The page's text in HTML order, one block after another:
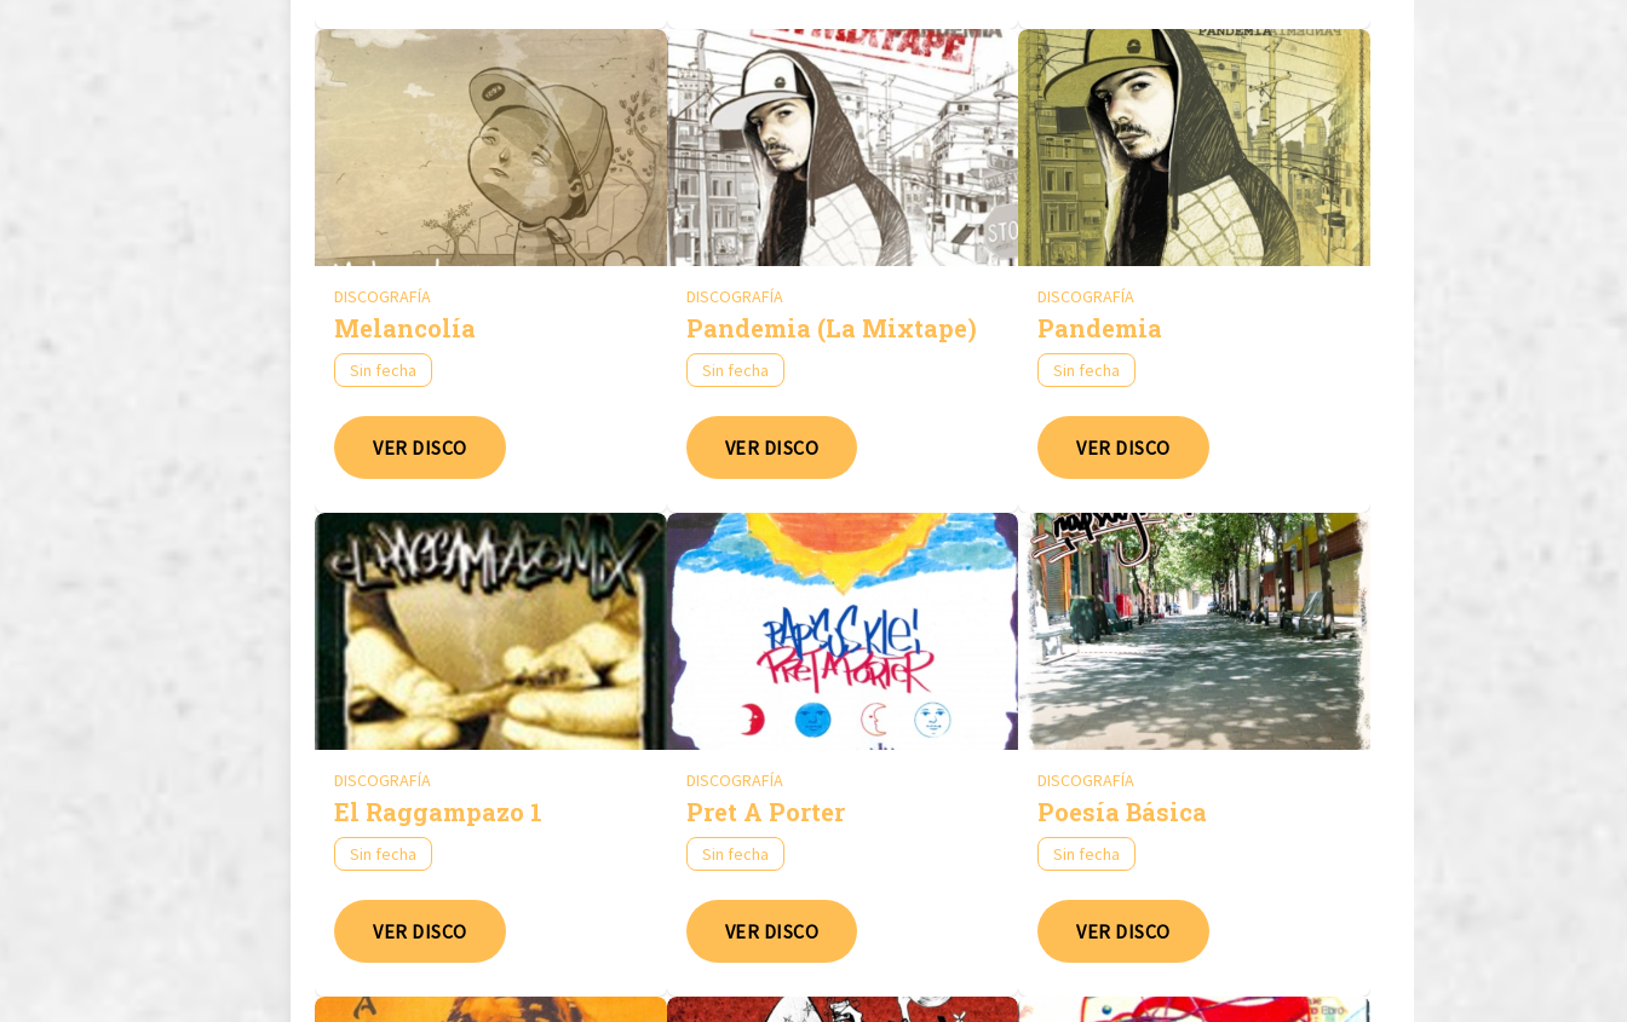
DISCOGRAFÍA
Melancolía
Sin fecha
VER DISCO
DISCOGRAFÍA
Pandemia (La Mixtape)
Sin fecha
VER DISCO
DISCOGRAFÍA
Pandemia
Sin fecha
VER DISCO
DISCOGRAFÍA
El Raggampazo 1
Sin fecha
VER DISCO
DISCOGRAFÍA
Pret A Porter
Sin fecha
VER DISCO
DISCOGRAFÍA
Poesía Básica
Sin fecha
VER DISCO